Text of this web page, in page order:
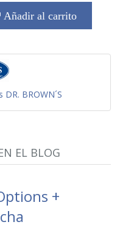
Añadir al carrito
BROWN´S
EL BLOG
+